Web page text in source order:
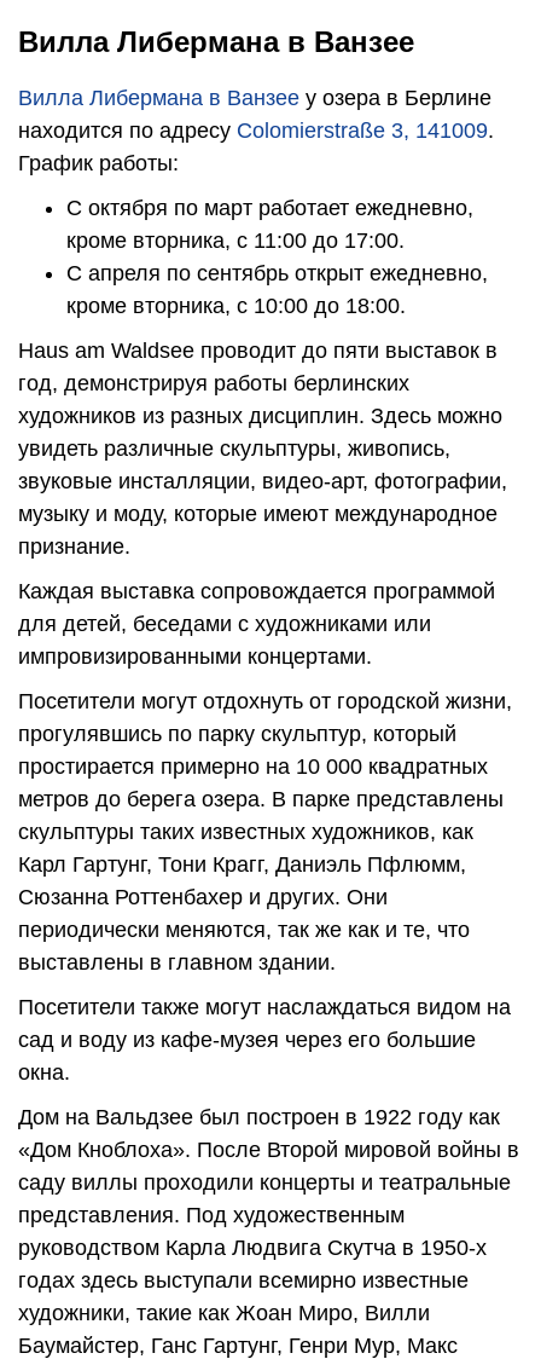
Вилла Либермана в Ванзее
Вилла Либермана в Ванзее у озера в Берлине
находится по адресу Colomierstraße 3, 141009.
График работы:
С октября по март работает ежедневно,
кроме вторника, с 11:00 до 17:00.
С апреля по сентябрь открыт ежедневно,
кроме вторника, с 10:00 до 18:00.
Haus am Waldsee проводит до пяти выставок в
год, демонстрируя работы берлинских
художников из разных дисциплин. Здесь можно
увидеть различные скульптуры, живопись,
звуковые инсталляции, видео-арт, фотографии,
музыку и моду, которые имеют международное
признание.
Каждая выставка сопровождается программой
для детей, беседами с художниками или
импровизированными концертами.
Посетители могут отдохнуть от городской жизни,
прогулявшись по парку скульптур, который
простирается примерно на 10 000 квадратных
метров до берега озера. В парке представлены
скульптуры таких известных художников, как
Карл Гартунг, Тони Крагг, Даниэль Пфлюмм,
Сюзанна Роттенбахер и других. Они
периодически меняются, так же как и те, что
выставлены в главном здании.
Посетители также могут наслаждаться видом на
сад и воду из кафе-музея через его большие
окна.
Дом на Вальдзее был построен в 1922 году как
«Дом Кноблоха». После Второй мировой войны в
саду виллы проходили концерты и театральные
представления. Под художественным
руководством Карла Людвига Скутча в 1950-х
годах здесь выступали всемирно известные
художники, такие как Жоан Миро, Вилли
Баумайстер, Ганс Гартунг, Генри Мур, Макс